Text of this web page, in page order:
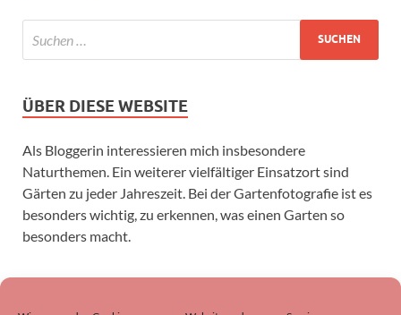
ÜBER DIESE WEBSITE
Als Bloggerin interessieren mich insbesondere
Naturthemen. Ein weiterer vielfältiger Einsatzort sind
Gärten zu jeder Jahreszeit. Bei der Gartenfotografie ist es
besonders wichtig, zu erkennen, was einen Garten so
besonders macht.